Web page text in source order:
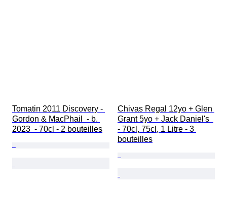
Tomatin 2011 Discovery -
Gordon & MacPhail  - b.
2023  - 70cl - 2 bouteilles
Chivas Regal 12yo + Glen
Grant 5yo + Jack Daniel's
- 70cl, 75cl, 1 Litre - 3
bouteilles